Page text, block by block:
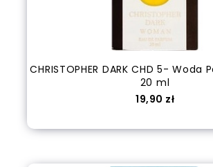
CHRISTOPHER DARK CHD 5-
20 ml
Cena
19,90 zł